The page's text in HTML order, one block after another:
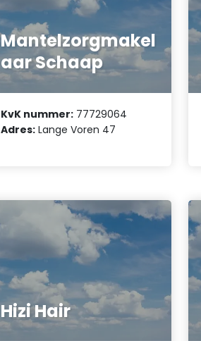
Mantelzorgmakel
aar Schaap
KvK nummer: 77729064
Adres: Lange Voren 47
Hizi Hair